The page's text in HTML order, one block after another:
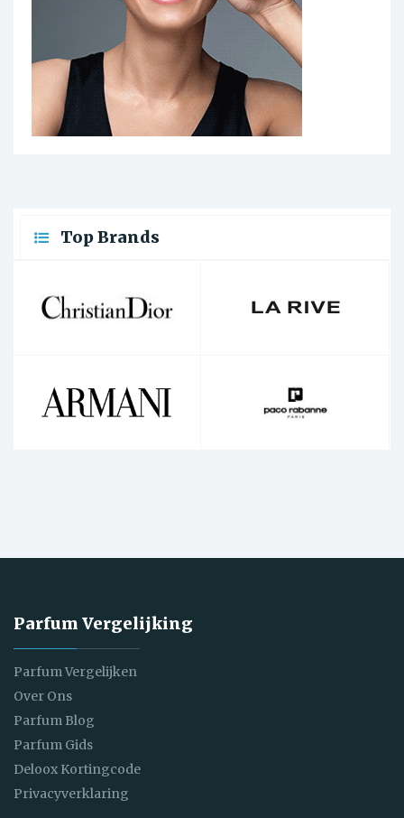
Top Brands
Parfum Vergelijking
Parfum Vergelijken
Over Ons
Parfum Blog
Parfum Gids
Deloox Kortingcode
Privacyverklaring